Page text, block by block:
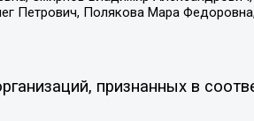
Петрович, Полякова Мара
признанных в